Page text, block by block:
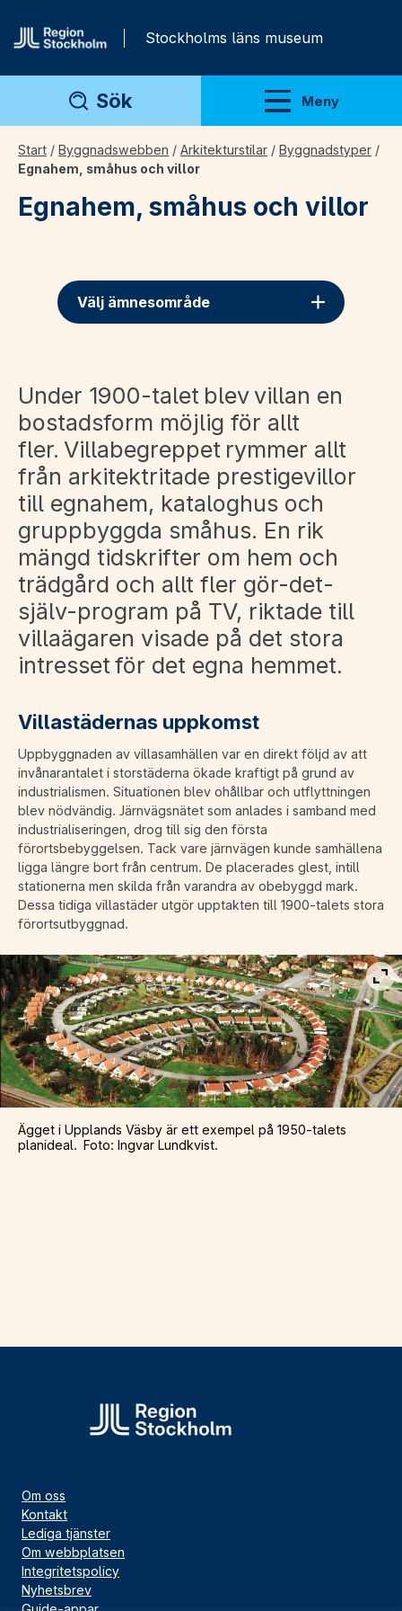
Stockholms läns museum
Sök Meny
Visa meny
Start / Byggnadswebben / Arkitekturstilar / Byggnadstyper /
Egnahem, småhus och villor
Egnahem, småhus och villor
Välj ämnesområde
Under 1900-talet blev villan en
bostadsform möjlig för allt
fler. Villabegreppet rymmer allt
från arkitektritade prestigevillor
till egnahem, kataloghus och
gruppbyggda småhus. En rik
mängd tidskrifter om hem och
trädgård och allt fler gör-det-
själv-program på TV, riktade till
villaägaren visade på det stora
intresset för det egna hemmet.
Villastädernas uppkomst
Uppbyggnaden av villasamhällen var en direkt följd av att
invånarantalet i storstäderna ökade kraftigt på grund av
industrialismen. Situationen blev ohållbar och utflyttningen
blev nödvändig. Järnvägsnätet som anlades i samband med
industrialiseringen, drog till sig den första
förortsbebyggelsen. Tack vare järnvägen kunde samhällena
ligga längre bort från centrum. De placerades glest, intill
stationerna men skilda från varandra av obebyggd mark.
Dessa tidiga villastäder utgör upptakten till 1900-talets stora
förortsutbyggnad.
Ägget i Upplands Väsby är ett exempel på 1950-talets
planideal. Foto: Ingvar Lundkvist.
Om oss
Kontakt
Lediga tjänster
Om webbplatsen
Integritetspolicy
Nyhetsbrev